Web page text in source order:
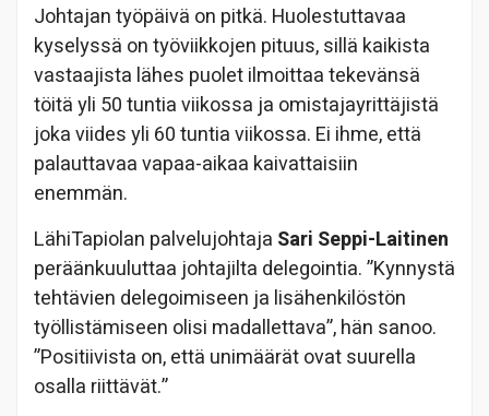
Johtajan työpäivä on pitkä. Huolestuttavaa
kyselyssä on työviikkojen pituus, sillä kaikista
vastaajista lähes puolet ilmoittaa tekevänsä
töitä yli 50 tuntia viikossa ja omistajayrittäjistä
joka viides yli 60 tuntia viikossa. Ei ihme, että
palauttavaa vapaa-aikaa kaivattaisiin
enemmän.
LähiTapiolan palvelujohtaja Sari Seppi-Laitinen
peräänkuuluttaa johtajilta delegointia. ”Kynnystä
tehtävien delegoimiseen ja lisähenkilöstön
työllistämiseen olisi madallettava”, hän sanoo.
”Positiivista on, että unimäärät ovat suurella
osalla riittävät.”